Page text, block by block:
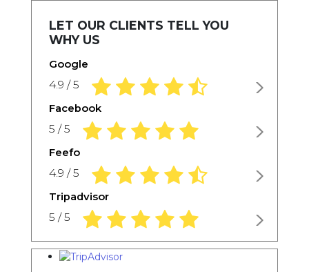
LET OUR CLIENTS TELL YOU
WHY US
Google
4.9 / 5 4.9 rating based on 1,234 ratings
Facebook
5 / 5 5.0 rating based on 1,234 ratings
Feefo
4.9 / 5 4.9 rating based on 1,234 ratings
Tripadvisor
5 / 5 5.0 rating based on 1,234 ratings